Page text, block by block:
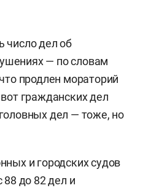
число дел об
— по словам
продлен мораторий
гражданских дел
дел — тоже, но
и городских судов
88 до 82 дел и